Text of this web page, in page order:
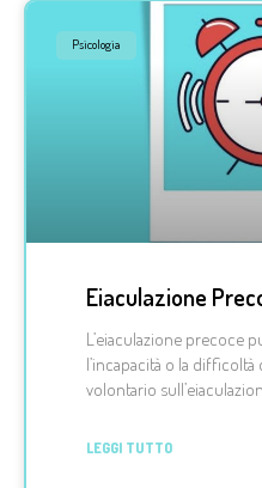
Psicologia
Eiaculazione
L’eiaculazione precoce
l’incapacità o la
volontario
LEGGI TUTTO